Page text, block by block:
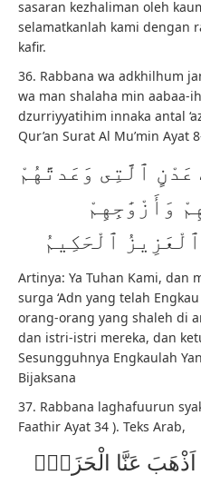
sasaran kezhaliman oleh
selamatkanlah kami dengan
kafir.
36. Rabbana wa adkhilhum
wa man shalaha min aabaa-
dzurriyyatihim innaka antal
Qur’an Surat Al Mu’min Ayat
ٱلَّتِى وَعَدتَّهُمْ
وَأَزْوَٰجِهِمْ
ٱلْحَكِيمُ
Artinya: Ya Tuhan Kami, dan
surga ‘Adn yang telah
orang-orang yang shaleh di
dan istri-istri mereka, dan
Sesungguhnya Engkaulah
Bijaksana
37. Rabbana laghafuurun
Faathir Ayat 34 ). Teks Arab,
اَذْهَبَ عَنَّا الْحَزَنَۗ